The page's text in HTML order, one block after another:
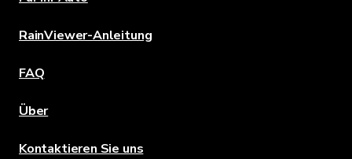
RainViewer-Anleitung
FAQ
Über
Kontaktieren Sie uns